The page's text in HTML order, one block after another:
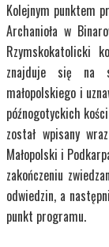
Kolejnym punktem
Archanioła w
Rzymskokatolicki
znajduje się na
małopolskiego i
późnogotyckich
został wpisany
Małopolski i
zakończeniu
odwiedzin, a
punkt programu.